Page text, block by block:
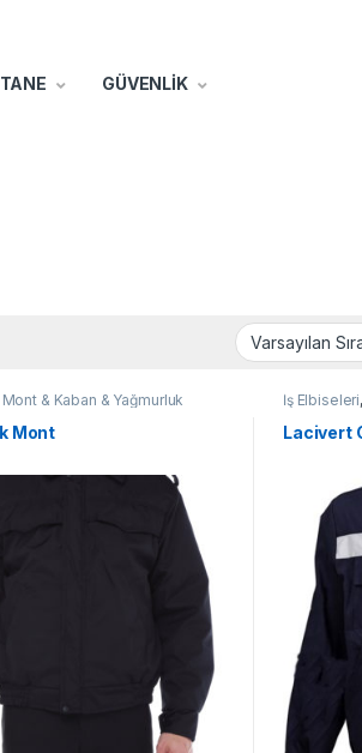
GÜVENLİK
Mont & Kaban & Yağmurluk
Mont
İş Elbiseleri,
Lacivert